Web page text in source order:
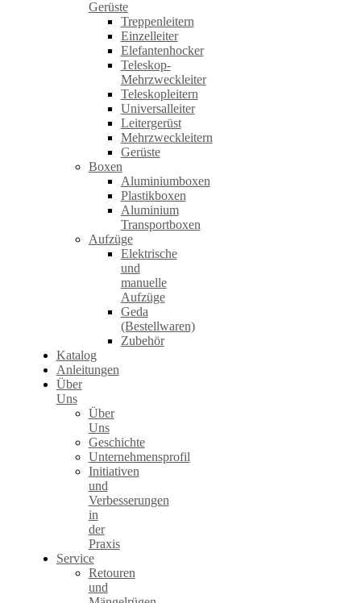
Gerüste
Treppenleitern
Einzelleiter
Elefantenhocker
Teleskop-
Mehrzweckleiter
Teleskopleitern
Universalleiter
Leitergerüst
Mehrzweckleitern
Gerüste
Boxen
Aluminiumboxen
Plastikboxen
Aluminium
Transportboxen
Aufzüge
Elektrische
und
manuelle
Aufzüge
Geda
(Bestellwaren)
Zubehör
Katalog
Anleitungen
Über
Uns
Über
Uns
Geschichte
Unternehmensprofil
Initiativen
und
Verbesserungen
in
der
Praxis
Service
Retouren
und